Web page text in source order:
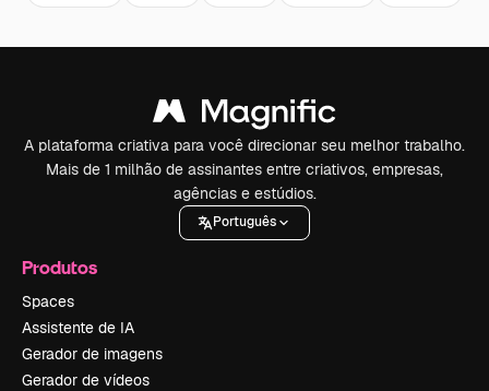
A plataforma criativa para você direcionar seu melhor trabalho.
Mais de 1 milhão de assinantes entre criativos, empresas,
agências e estúdios.
Português
Produtos
Spaces
Assistente de IA
Gerador de imagens
Gerador de vídeos